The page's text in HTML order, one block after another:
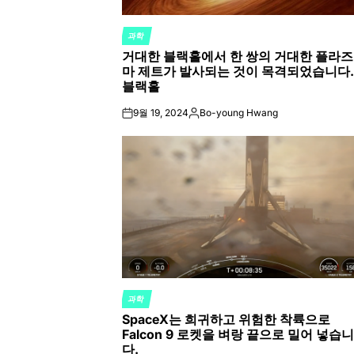
POSTED
IN
과학
거대한 블랙홀에서 한 쌍의 거대한 플라즈
마 제트가 발사되는 것이 목격되었습니다.
블랙홀
on9월 19, 2024Posted
Bo-young Hwang
POSTED
IN
과학
SpaceX는 희귀하고 위험한 착륙으로
Falcon 9 로켓을 벼랑 끝으로 밀어 넣습니
다.